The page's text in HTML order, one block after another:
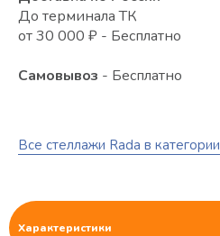
Все стеллажи Rada в категории
До терминала ТК
от 30 000 ₽ - Бесплатно
Самовывоз - Бесплатно
Характеристики